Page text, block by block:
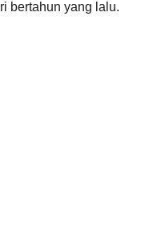
bertahun yang lalu.